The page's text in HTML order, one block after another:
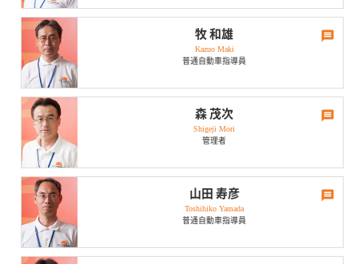
免許を取得するだけでなく、「事故・違反」を起こさないドライバー
思い出のドライブは？
北海道はバイクツーリングでも車でも行きました。宗谷岬、知床、摩
周湖、釧路湿原、サロマ湖等自然の景色や食べ物もサイコーでした
よ。
休日･趣味は？
見た目からは想像つきませんが、ディズニーとスイーツが好きです。
ディズニーとスイーツの知識は自分で言うのもアレですが、すごいで
す。あ！技能指導員としての知識ももちろんあります。
レンタカーで北海道をドライブした時に、タイヤが埋もれてしまうよ
うな砂利道を10km近く走っていて、ハンドルを取られる恐怖、停止し
たらタイヤが埋まって発進出来なくなる恐怖に寿命が縮む思いで運転
したのが、今でもトラウマです。
ひとこと
一緒に頑張りましょう！
牧 和雄
Kazuo Maki
普通自動車指導員
休日･趣味は？
映画鑑賞・ゴルフなど。休日は家族サービス。
ディズニーランドの帰りに、東京湾1周して、千葉からアクアラインに
乗り、海ほたるに寄りました。なかなか良い眺めでした。
ひとこと
わかりやすく、丁寧に教えます。免許取得頑張りましょう。
森 茂次
Shigeji Mori
管理者
休日･趣味は？
下手の横好きでゴルフ歴は20年です。普段はあまり体を動かさないの
で、時間があれば、散歩したり、ジョギングをしています。
思い出のドライブは？
山田 寿彦
Toshihiko Yamada
普通自動車指導員